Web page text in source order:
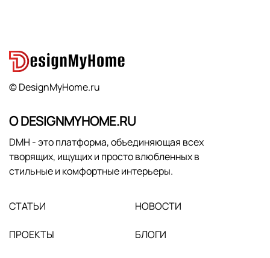
© DesignMyHome.ru
О DESIGNMYHOME.RU
DMH - это платформа, объединяющая всех
творящих, ищущих и просто влюбленных в
стильные и комфортные интерьеры.
СТАТЬИ НОВОСТИ
ПРОЕКТЫ БЛОГИ